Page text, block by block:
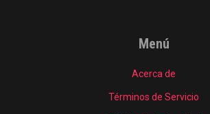
Menú
Acerca de
Términos de Servicio